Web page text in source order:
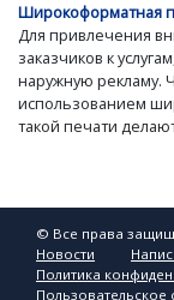
Широкоформатная
Для привлечения
заказчиков к
наружную рекламу.
использованием
такой печати
© Все права
Новости
Политика
Пользовательское